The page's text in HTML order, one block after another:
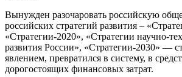
Вынужден разочаровать российскую
российских стратегий развития –
«Стратегии-2020», «Стратегии научно-
развития России», «Стратегии-2030» —
явлением, превратился в систему, в
дорогостоящих финансовых затрат.